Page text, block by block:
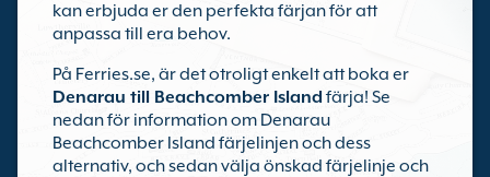
kan erbjuda er den perfekta färjan för att
anpassa till era behov.
På Ferries.se, är det otroligt enkelt att boka er
Denarau till Beachcomber Island färja! Se
nedan för information om Denarau
Beachcomber Island färjelinjen och dess
alternativ, och sedan välja önskad färjelinje och